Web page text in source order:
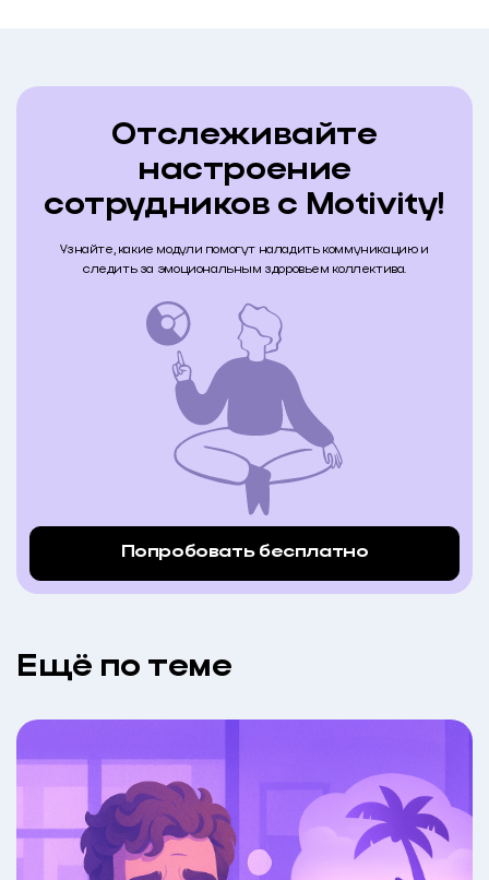
Отслеживайте
настроение
сотрудников с Motivity!
Узнайте, какие модули помогут наладить коммуникацию и
следить за эмоциональным здоровьем коллектива.
Попробовать бесплатно
Eщё по теме